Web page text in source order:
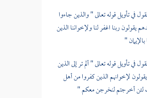
في تأويل قوله تعالى " والذين جاءوا
يقولون ربنا اغفر لنا ولإخواننا الذين
"
في تأويل قوله تعالى " ألم تر إلى الذين
لإخوانهم الذين كفروا من أهل
لئن أخرجتم لنخرجن معكم "